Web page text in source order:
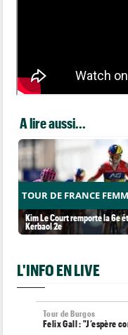
A lire aussi...
TOUR DE FRANCE
Kim Le Court remporte la 6e
Kerbaol 2e
L'INFO EN LIVE
Tour de Burgos
Felix Gall : "J’espère